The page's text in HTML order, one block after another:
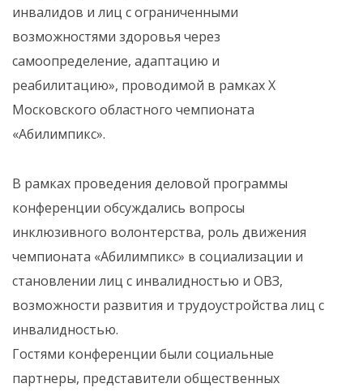
инвалидов и лиц с ограниченными
возможностями здоровья через
самоопределение, адаптацию и
реабилитацию», проводимой в рамках Х
Московского областного чемпионата
«Абилимпикс».
В рамках проведения деловой программы
конференции обсуждались вопросы
инклюзивного волонтерства, роль движения
чемпионата «Абилимпикс» в социализации и
становлении лиц с инвалидностью и ОВЗ,
возможности развития и трудоустройства лиц с
инвалидностью.
Гостями конференции были социальные
партнеры, представители общественных